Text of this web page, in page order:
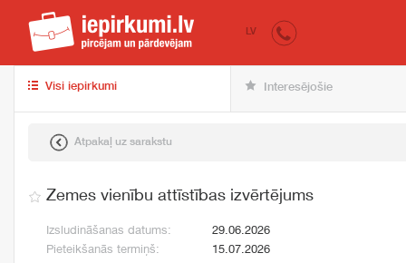
iepirkumi.lv
LV
Visi iepirkumi Interesējošie
Atpakaļ uz sarakstu
Zemes vienību attīstības izvērtējums
Izsludināšanas datums:
29.06.2026
Pieteikšanās termiņš:
15.07.2026